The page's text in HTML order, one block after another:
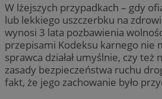
W lżejszych przypadkach – gdy
lub lekkiego uszczerbku na
wynosi 3 lata pozbawienia
przepisami Kodeksu karnego nie
sprawca działał umyślnie, czy też
zasady bezpieczeństwa ruchu
fakt, że jego zachowanie było